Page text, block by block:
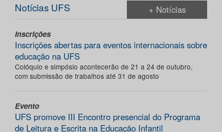
Notícias UFS + Notícias
Inscrições
Inscrições abertas para eventos internacionais sobre
educação na UFS
Colóquio e simpósio acontecerão de 21 a 24 de outubro,
com submissão de trabalhos até 31 de agosto
Evento
UFS promove III Encontro presencial do Programa
de Leitura e Escrita na Educação Infantil